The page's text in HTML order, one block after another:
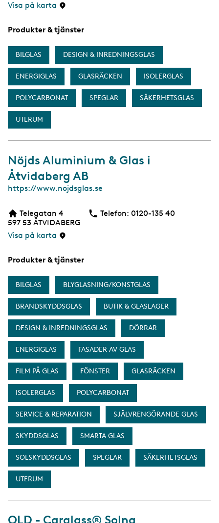
Visa på karta
Produkter & tjänster
BILGLAS DESIGN & INREDNINGSGLAS
ENERGIGLAS GLASRÄCKEN ISOLERGLAS
POLYCARBONAT SPEGLAR SÄKERHETSGLAS
UTERUM
Nöjds Aluminium & Glas i
Åtvidaberg AB
W
https://www.nojdsglas.se
Telegatan 4
597 53 ÅTVIDABERG
Visa på karta
Telefon: Telefon
0120-135 40
Produkter & tjänster
BILGLAS BLYGLASNING/KONSTGLAS
BRANDSKYDDSGLAS BUTIK & GLASLAGER
DESIGN & INREDNINGSGLAS DÖRRAR
ENERGIGLAS FASADER AV GLAS
FILM PÅ GLAS FÖNSTER GLASRÄCKEN
ISOLERGLAS POLYCARBONAT
SERVICE & REPARATION SJÄLVRENGÖRANDE GLAS
SKYDDSGLAS SMARTA GLAS
SOLSKYDDSGLAS SPEGLAR SÄKERHETSGLAS
UTERUM
OLD - Carglass® Solna